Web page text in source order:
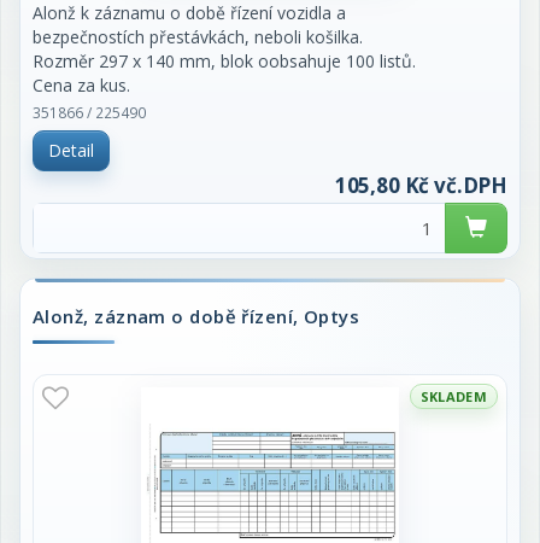
Alonž k záznamu o době řízení vozidla a
bezpečnostích přestávkách, neboli košilka.
Rozměr 297 x 140 mm, blok oobsahuje 100 listů.
Cena za kus.
351866 / 225490
Detail
105,80 Kč vč.DPH
Alonž, záznam o době řízení, Optys
SKLADEM